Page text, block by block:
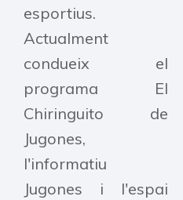
esportius.
Actualment
condueix el
programa El
Chiringuito de
Jugones,
l'informatiu
Jugones i l'espai